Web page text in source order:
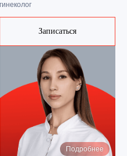
гинеколог
Записаться
Подробнее